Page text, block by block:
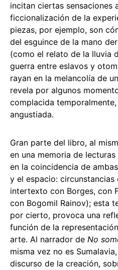
incitan ciertas sensaciones
ficcionalización de la
piezas, por ejemplo, son
del esguince de la mano
(como el relato de la lluvia
guerra entre eslavos y
rayan en la melancolía de
revela por algunos
complacida
angustiada.
Gran parte del libro, al
en una memoria de
en la coincidencia de
y el espacio: circunstancias
intertexto con Borges, con
con Bogomil Rainov); esta
por cierto, provoca una
función de la
arte. Al narrador de No
misma vez no es
discurso de la creación,